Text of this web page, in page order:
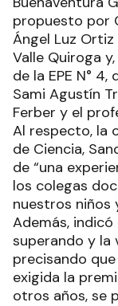
propuesto por
Ángel Luz
Valle Quiroga
de la EPE N°
Sami Agustín
Ferber y el
Al respecto, la
de Ciencia,
de “una
los colegas
nuestros niños
Además,
superando y la
precisando
exigida la
otros años, se